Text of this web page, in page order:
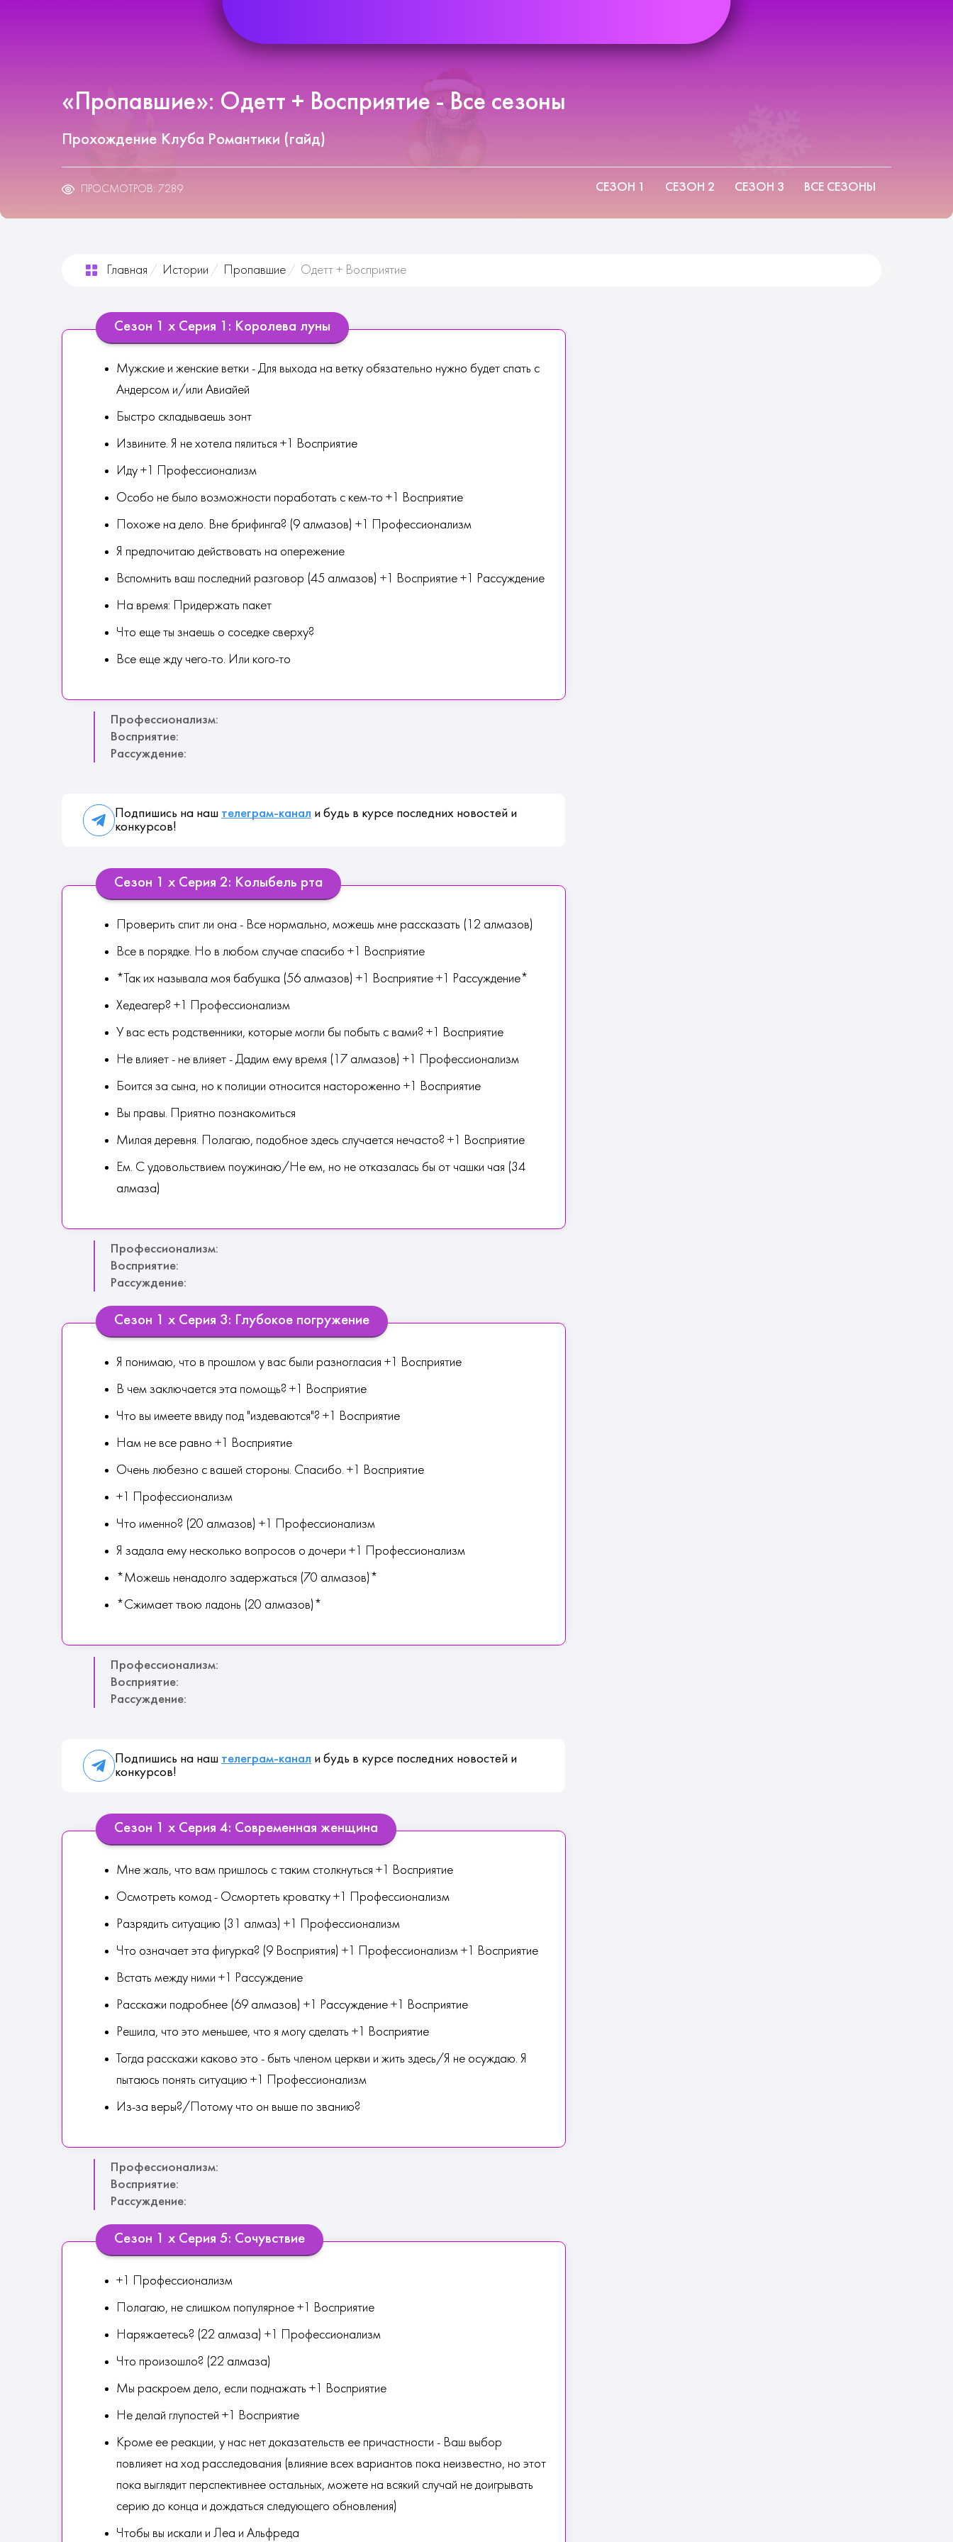
«Пропавшие»: Одетт + Восприятие - Все сезоны
Прохождение Клуба Романтики (гайд)
ПРОСМОТРОВ: 7289 СЕЗОН 1 СЕЗОН 2 СЕЗОН 3 ВСЕ СЕЗОНЫ
Главная Истории Пропавшие Одетт + Восприятие
Сезон 1 х Серия 1: Королева луны
Мужские и женские ветки - Для выхода на ветку обязательно нужно будет спать с
Андерсом и/или Авиайей
Быстро складываешь зонт
Извините. Я не хотела пялиться +1 Восприятие
Иду +1 Профессионализм
Особо не было возможности поработать с кем-то +1 Восприятие
Похоже на дело. Вне брифинга? (9 алмазов) +1 Профессионализм
Я предпочитаю действовать на опережение
Вспомнить ваш последний разговор (45 алмазов) +1 Восприятие +1 Рассуждение
На время: Придержать пакет
Что еще ты знаешь о соседке сверху?
Все еще жду чего-то. Или кого-то
Профессионализм:
Восприятие:
Рассуждение:
Подпишись на наш телеграм-канал и будь в курсе последних новостей и
конкурсов!
Сезон 1 х Серия 2: Колыбель рта
Проверить спит ли она - Все нормально, можешь мне рассказать (12 алмазов)
Все в порядке. Но в любом случае спасибо +1 Восприятие
*Так их называла моя бабушка (56 алмазов) +1 Восприятие +1 Рассуждение*
Хедеагер? +1 Профессионализм
У вас есть родственники, которые могли бы побыть с вами? +1 Восприятие
Не влияет - не влияет - Дадим ему время (17 алмазов) +1 Профессионализм
Боится за сына, но к полиции относится настороженно +1 Восприятие
Вы правы. Приятно познакомиться
Милая деревня. Полагаю, подобное здесь случается нечасто? +1 Восприятие
Ем. С удовольствием поужинаю/Не ем, но не отказалась бы от чашки чая (34
алмаза)
Профессионализм:
Восприятие:
Рассуждение:
Сезон 1 х Серия 3: Глубокое погружение
Я понимаю, что в прошлом у вас были разногласия +1 Восприятие
В чем заключается эта помощь? +1 Восприятие
Что вы имеете ввиду под "издеваются"? +1 Восприятие
Нам не все равно +1 Восприятие
Очень любезно с вашей стороны. Спасибо. +1 Восприятие
+1 Профессионализм
Что именно? (20 алмазов) +1 Профессионализм
Я задала ему несколько вопросов о дочери +1 Профессионализм
*Можешь ненадолго задержаться (70 алмазов)*
*Сжимает твою ладонь (20 алмазов)*
Профессионализм:
Восприятие:
Рассуждение:
Подпишись на наш телеграм-канал и будь в курсе последних новостей и
конкурсов!
Сезон 1 х Серия 4: Современная женщина
Мне жаль, что вам пришлось с таким столкнуться +1 Восприятие
Осмотреть комод - Осмортеть кроватку +1 Профессионализм
Разрядить ситуацию (31 алмаз) +1 Профессионализм
Что означает эта фигурка? (9 Восприятия) +1 Профессионализм +1 Восприятие
Встать между ними +1 Рассуждение
Расскажи подробнее (69 алмазов) +1 Рассуждение +1 Восприятие
Решила, что это меньшее, что я могу сделать +1 Восприятие
Тогда расскажи каково это - быть членом церкви и жить здесь/Я не осуждаю. Я
пытаюсь понять ситуацию +1 Профессионализм
Из-за веры?/Потому что он выше по званию?
Профессионализм:
Восприятие:
Рассуждение:
Сезон 1 х Серия 5: Сочувствие
+1 Профессионализм
Полагаю, не слишком популярное +1 Восприятие
Наряжаетесь? (22 алмаза) +1 Профессионализм
Что произошло? (22 алмаза)
Мы раскроем дело, если поднажать +1 Восприятие
Не делай глупостей +1 Восприятие
Кроме ее реакции, у нас нет доказательств ее причастности - Ваш выбор
повлияет на ход расследования (влияние всех вариантов пока неизвестно, но этот
пока выглядит перспективнее остальных, можете на всякий случай не доигрывать
серию до конца и дождаться следующего обновления)
Чтобы вы искали и Леа и Альфреда